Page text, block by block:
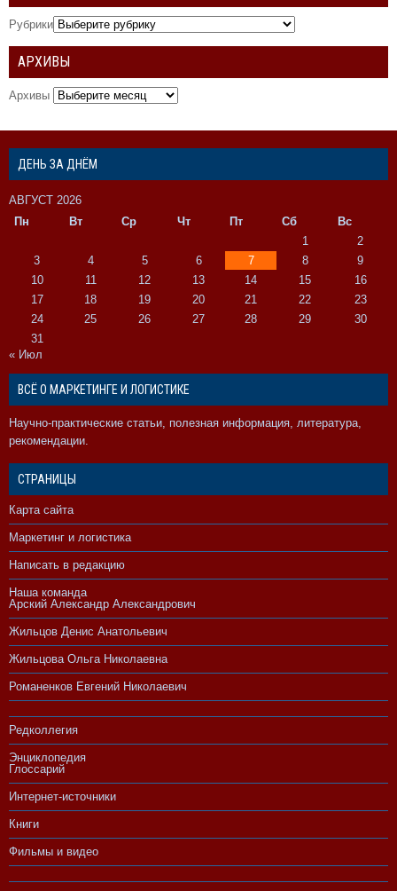
Рубрики
АРХИВЫ
Архивы
ДЕНЬ ЗА ДНЁМ
АВГУСТ 2026
Пн
Вт Ср Чт Пт Сб
Вс
1
2
3
4 5 6 7 8
9
10
11 12 13 14 15
16
17
18 19 20 21 22
23
24
25 26 27 28 29
30
31
« Июл
ВСЁ О МАРКЕТИНГЕ И ЛОГИСТИКЕ
Научно-практические статьи, полезная информация, литература,
рекомендации.
СТРАНИЦЫ
Карта сайта
Маркетинг и логистика
Написать в редакцию
Наша команда
Арский Александр Александрович
Жильцов Денис Анатольевич
Жильцова Ольга Николаевна
Романенков Евгений Николаевич
Редколлегия
Энциклопедия
Глоссарий
Интернет-источники
Книги
Фильмы и видео